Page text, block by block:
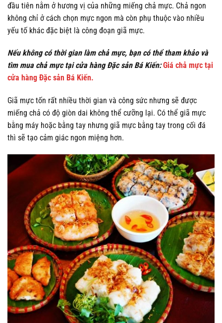
đầu tiên nằm ở hương vị của những miếng chả mực. Chả ngon
không chỉ ở cách chọn mực ngon mà còn phụ thuộc vào nhiều
yếu tố khác đặc biệt là công đoạn giã mực.
Nếu không có thời gian làm chả mực, bạn có thể tham khảo và
tìm mua chả mực tại cửa hàng Đặc sản Bá Kiến: Giá chả mực tại
cửa hàng Đặc sản Bá Kiến.
Giã mực tốn rất nhiều thời gian và công sức nhưng sẽ được
miếng chả có độ giòn dai không thể cưỡng lại. Có thể giã mực
bằng máy hoặc bằng tay nhưng giã mực bằng tay trong cối đá
thì sẽ tạo cảm giác ngon miệng hơn.